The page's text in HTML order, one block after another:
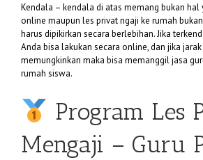
Kendala – kendala di atas memang bukan hal
online maupun les privat ngaji ke rumah
harus dipikirkan secara berlebihan. Jika
Anda bisa lakukan secara online, dan jika
memungkinkan maka bisa memanggil jasa
rumah siswa.
Program Les
Mengaji – Guru